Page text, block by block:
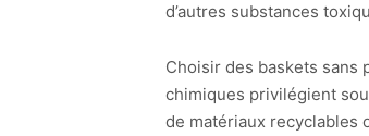
d’autres substances
Choisir des baskets sans
chimiques privilégient
de matériaux recyclables